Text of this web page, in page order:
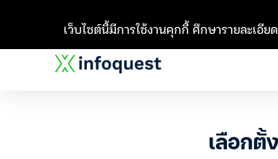
เลือกตั้
เว็บไซต์นี้มีการใช้งานคุกกี้ ศึกษารายละเอีย